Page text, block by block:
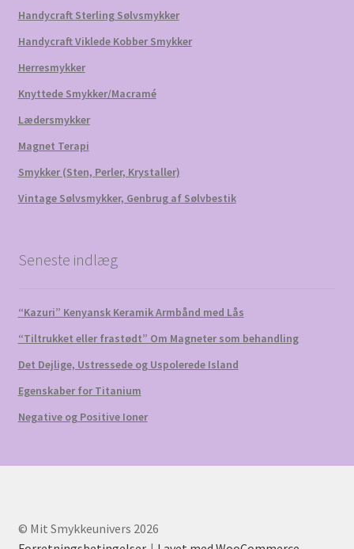
Handycraft Sterling Sølvsmykker
Handycraft Viklede Kobber Smykker
Herresmykker
Knyttede Smykker/Macramé
Lædersmykker
Magnet Terapi
Smykker (Sten, Perler, Krystaller)
Vintage Sølvsmykker, Genbrug af Sølvbestik
Seneste indlæg
“Kazuri” Kenyansk Keramik Armbånd med Lås
“Tiltrukket eller frastødt” Om Magneter som behandling
Det Dejlige, Ustressede og Uspolerede Island
Egenskaber for Titanium
Negative og Positive Ioner
© Mit Smykkeunivers 2026